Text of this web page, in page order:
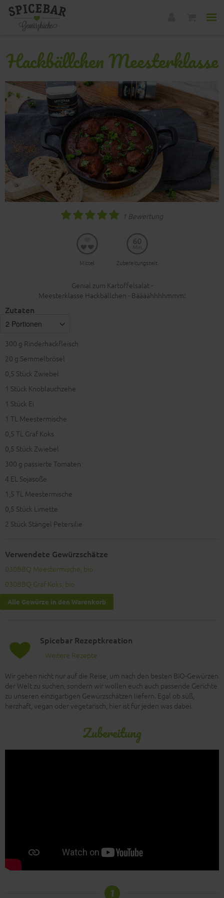
Hackbällchen Meesterklasse
1 Bewertung
Mittel Zubereitungszeit
Genial zum Kartoffelsalat -
Meesterklasse Hackbällchen - Bäääähhhhmmm!
Zutaten
300 g Rinderhackfleisch
20 g Semmelbrösel
0,5 Stück Zwiebel
1 Stück Knoblauchzehe
1 Stück Ei
1 TL Meestermische
0,5 TL Graf Koks
0,5 Stück Zwiebel
300 g passierte Tomaten
4 EL Sojasoße
1,5 TL Meestermische
0,5 Stück Limette
2 Stück Stängel Petersilie
Verwendete Gewürzschätze
030BBQ Meestermische, bio
030BBQ Graf Koks, bio
Alle Gewürze in den Warenkorb
Spicebar Rezeptkreation
Weitere Rezepte
Wir gehen nicht nur auf die Reise, um nach den besten BIO-Gewürzen
der Welt zu suchen, sondern wir wollen euch auch passende Gerichte
zu unseren einzigartigen Gewürzschätzen liefern. Egal ob süß,
herzhaft, vegan oder vegetarisch, hier ist für jeden was dabei.
Zubereitung
1